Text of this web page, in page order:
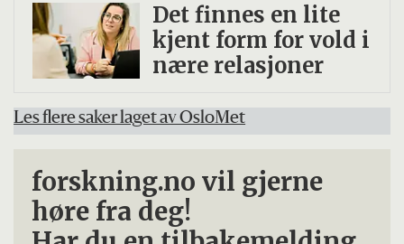
Det finnes en lite
kjent form for vold i
nære relasjoner
Les flere saker laget av OsloMet
forskning.no vil gjerne
høre fra deg!